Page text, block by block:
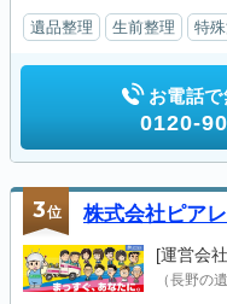
遺品整理 生前整理 特
お電話
0120-
3位 株式会社ピア
[運営会
（長野の